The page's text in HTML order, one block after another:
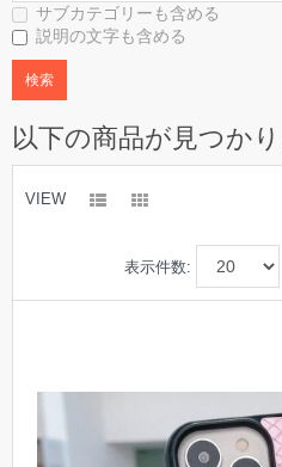
サブカテゴリーも含める
説明の文字も含める
以下の商品が見つか
VIEW
表示件数: